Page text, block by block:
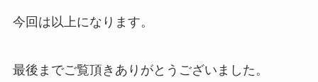
今回は以上になります。
最後までご覧頂きありがとうございました。